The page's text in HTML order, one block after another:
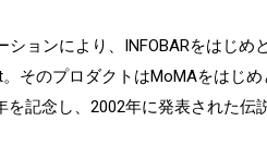
ョンにより、INFOBARをはじめ
そのプロダクトはMoMAをはじ
記念し、2002年に発表された伝